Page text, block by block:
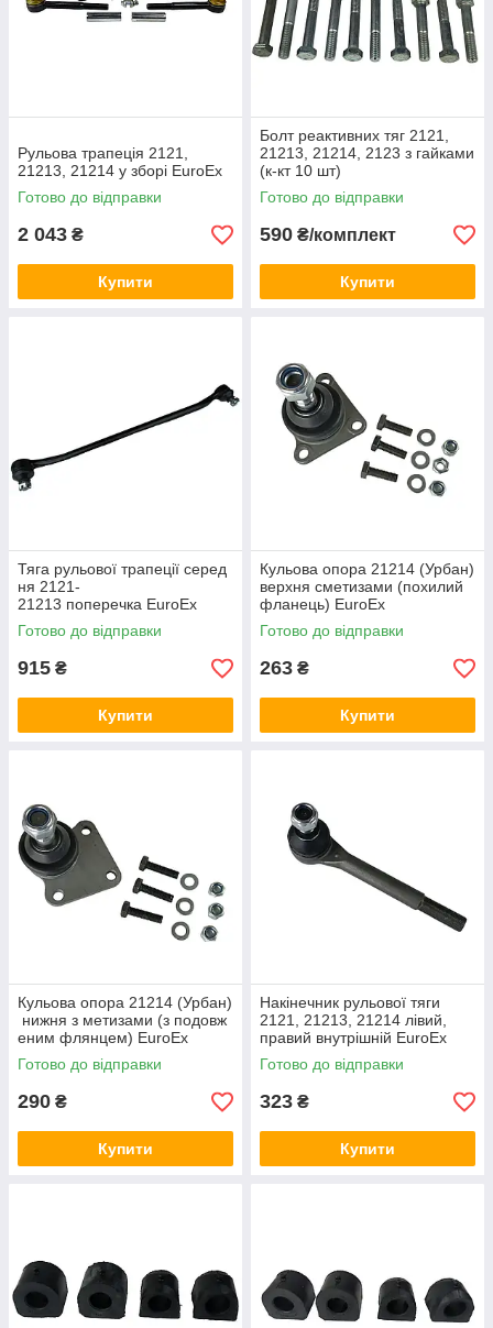
Рульова трапеція 2121,
21213, 21214 у зборі EuroEx
Готово до відправки
2 043 ₴
Купити
Болт реактивних тяг 2121,
21213, 21214, 2123 з гайками
(к-кт 10 шт)
Готово до відправки
590 ₴/комплект
Купити
Тяга рульової трапеції серед
ня 2121-
21213 поперечка EuroEx
Готово до відправки
915 ₴
Купити
Кульова опора 21214 (Урбан)
верхня сметизами (похилий
фланець) EuroEx
Готово до відправки
263 ₴
Купити
Кульова опора 21214 (Урбан)
нижня з метизами (з подовж
еним флянцем) EuroEx
Готово до відправки
290 ₴
Купити
Накінечник рульової тяги
2121, 21213, 21214 лівий,
правий внутрішній EuroEx
Готово до відправки
323 ₴
Купити